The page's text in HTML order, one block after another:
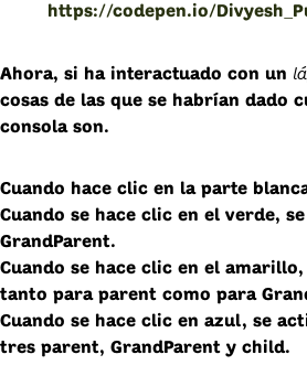
https://codepen.io/
Ahora, si ha interactuado con un
cosas de las que se habrían dado
consola son.
Cuando hace clic en la parte
Cuando se hace clic en el verde,
GrandParent.
Cuando se hace clic en el
tanto para parent como para
Cuando se hace clic en azul, se
tres parent, GrandParent y child.